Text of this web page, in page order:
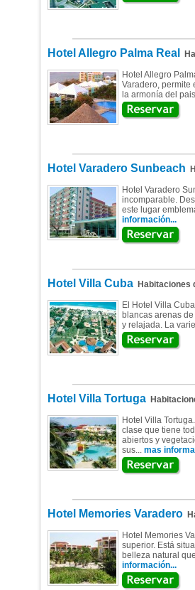
Hotel Allegro Palma Real
Hotel Allegro
Varadero, permite
la armonía del
Hotel Varadero Sunbeach
Hotel Varadero
incomparable.
este lugar
información...
Hotel Villa CubaHabitaciones
El Hotel Villa
blancas arenas
y relajada. La
Hotel Villa Tortuga
Hotel Villa
clase que tiene
abiertos y
sus... mas
Hotel Memories Varadero
Hotel Memories
superior. Está
belleza natural
información...